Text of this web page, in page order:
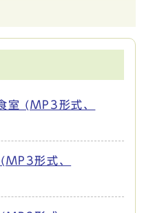
室 (MP3形式、
形式、